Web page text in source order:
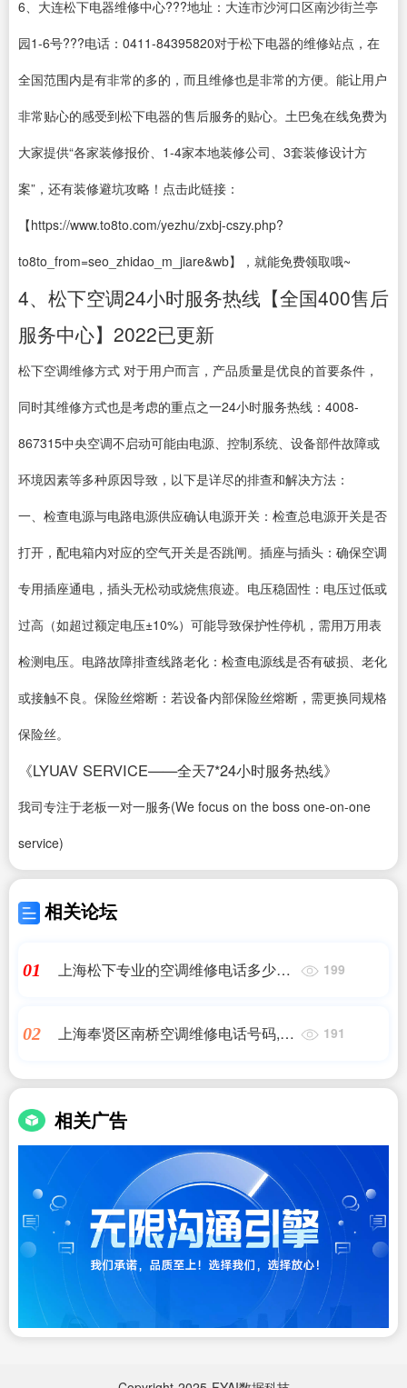
6、大连松下电器维修中心???地址：大连市沙河口区南沙街兰亭
园1-6号???电话：0411-84395820对于松下电器的维修站点，在
全国范围内是有非常的多的，而且维修也是非常的方便。能让用户
非常贴心的感受到松下电器的售后服务的贴心。土巴兔在线免费为
大家提供“各家装修报价、1-4家本地装修公司、3套装修设计方
案”，还有装修避坑攻略！点击此链接：
【https://www.to8to.com/yezhu/zxbj-cszy.php?
to8to_from=seo_zhidao_m_jiare&wb】，就能免费领取哦~
4、松下空调24小时服务热线【全国400售后
服务中心】2022已更新
松下空调维修方式 对于用户而言，产品质量是优良的首要条件，
同时其维修方式也是考虑的重点之一24小时服务热线：4008-
867315中央空调不启动可能由电源、控制系统、设备部件故障或
环境因素等多种原因导致，以下是详尽的排查和解决方法：
一、检查电源与电路电源供应确认电源开关：检查总电源开关是否
打开，配电箱内对应的空气开关是否跳闸。插座与插头：确保空调
专用插座通电，插头无松动或烧焦痕迹。电压稳固性：电压过低或
过高（如超过额定电压±10%）可能导致保护性停机，需用万用表
检测电压。电路故障排查线路老化：检查电源线是否有破损、老化
或接触不良。保险丝熔断：若设备内部保险丝熔断，需更换同规格
保险丝。
《LYUAV SERVICE——全天7*24小时服务热线》
我司专注于老板一对一服务(We focus on the boss one-on-one
service)
相关论坛
01
上海松下专业的空调维修电话多少啊
199
02
上海奉贤区南桥空调维修电话号码,飞
点查询,7*24小时上门维修服务
191
相关广告